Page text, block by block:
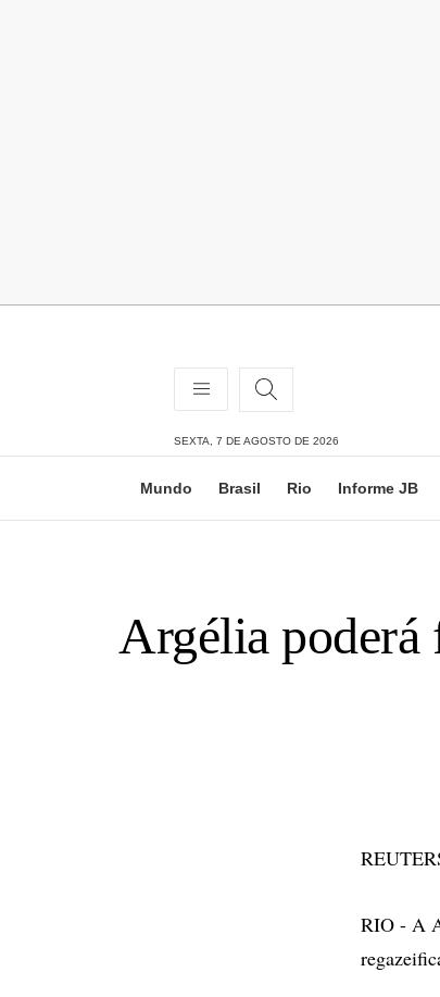
SEXTA, 7 DE AGOSTO DE 2026
Mundo Brasil Rio Informe JB
Argélia poderá
RIO - A